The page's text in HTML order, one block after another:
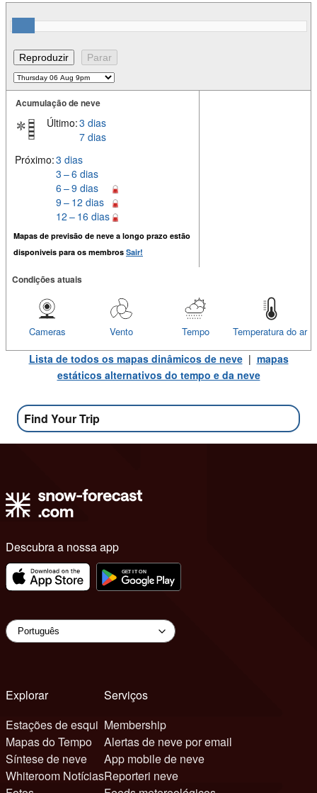
Acumulação de neve
Último:3 dias
7 dias
Próximo:3 dias
3 – 6 dias
6 – 9 dias
9 – 12 dias
12 – 16 dias
Mapas de previsão de neve a longo prazo estão
disponiveis para os membros Sair!
Condições atuais
Temperatura do ar
Tempo
Vento
Cameras
Lista de todos os mapas dinâmicos de neve| mapas
estáticos alternativos do tempo e da neve
Find Your Trip
Descubra a nossa app
Explorar
Estações de esqui
Mapas do Tempo
Síntese de neve
Whiteroom Notícias
Serviços
Membership
Alertas de neve por email
App mobile de neve
Reporteri neve